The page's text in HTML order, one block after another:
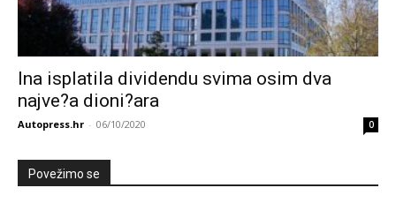
Ina isplatila dividendu svima osim dva
najve?a dioni?ara
Autopress.hr - 06/10/2020 0
Povežimo se